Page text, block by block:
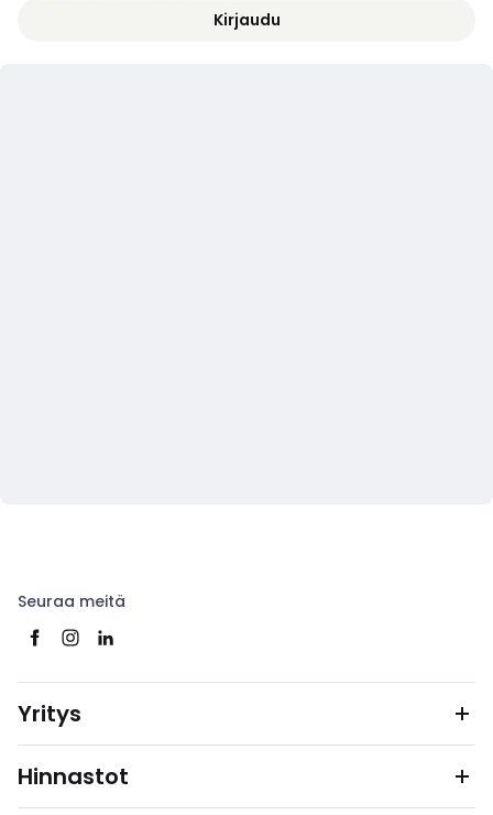
Kirjaudu
Seuraa meitä
Yritys
Hinnastot